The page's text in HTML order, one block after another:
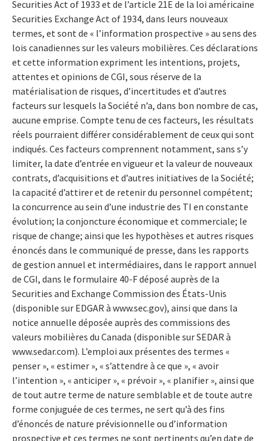
Securities Act of 1933 et de l’article 21E de la loi américaine
Securities Exchange Act of 1934, dans leurs nouveaux
termes, et sont de « l’information prospective » au sens des
lois canadiennes sur les valeurs mobilières. Ces déclarations
et cette information expriment les intentions, projets,
attentes et opinions de CGI, sous réserve de la
matérialisation de risques, d’incertitudes et d’autres
facteurs sur lesquels la Société n’a, dans bon nombre de cas,
aucune emprise. Compte tenu de ces facteurs, les résultats
réels pourraient différer considérablement de ceux qui sont
indiqués. Ces facteurs comprennent notamment, sans s’y
limiter, la date d’entrée en vigueur et la valeur de nouveaux
contrats, d’acquisitions et d’autres initiatives de la Société;
la capacité d’attirer et de retenir du personnel compétent;
la concurrence au sein d’une industrie des TI en constante
évolution; la conjoncture économique et commerciale; le
risque de change; ainsi que les hypothèses et autres risques
énoncés dans le communiqué de presse, dans les rapports
de gestion annuel et intermédiaires, dans le rapport annuel
de CGI, dans le formulaire 40-F déposé auprès de la
Securities and Exchange Commission des États-Unis
(disponible sur EDGAR à www.sec.gov), ainsi que dans la
notice annuelle déposée auprès des commissions des
valeurs mobilières du Canada (disponible sur SEDAR à
www.sedar.com). L’emploi aux présentes des termes «
penser », « estimer », « s’attendre à ce que », « avoir
l’intention », « anticiper », « prévoir », « planifier », ainsi que
de tout autre terme de nature semblable et de toute autre
forme conjuguée de ces termes, ne sert qu’à des fins
d’énoncés de nature prévisionnelle ou d’information
prospective et ces termes ne sont pertinents qu’en date de